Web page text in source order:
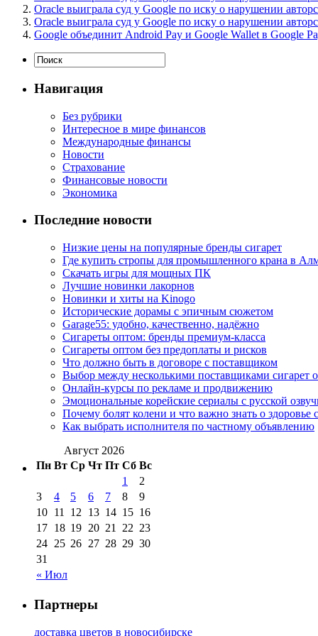
Oracle выиграла суд у Google по иску о нарушении
Oracle выиграла суд у Google по иску о нарушении
Google объединит Android Pay и Google Wallet в Google
Навигация
Без рубрики
Интересное в мире финансов
Международные финансы
Новости
Страхование
Финансовые новости
Экономика
Последние новости
Низкие цены на популярные бренды сигарет
Где купить стропы для промышленного крана в
Скачать игры для мощных ПК
Лучшие новинки лакорнов
Новинки и хиты на Kinogo
Исторические дорамы с эпичным сюжетом
Garage55: удобно, качественно, надёжно
Сигареты оптом: бренды премиум-класса
Сигареты оптом без предоплаты и рисков
Что должно быть в договоре с поставщиком
Выбор между несколькими поставщиками сигарет
Онлайн-курсы по рекламе и продвижению
Эмоциональные корейские сериалы с русской
Почему болят колени и что важно знать о здоровье
Как выбрать исполнителя по частному объявлению
Август 2026
Пн Вт Ср Чт Пт Сб Вс
« Июл
1
2
3
4 5 6 7 8
9
10 11 12 13 14 15 16
17 18 19 20 21 22 23
24 25 26 27 28 29 30
31
Партнеры
доставка цветов в новосибирске